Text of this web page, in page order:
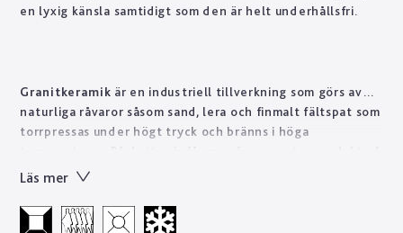
en lyxig känsla samtidigt som den är helt underhållsfri.
Granitkeramik är en industriell tillverkning som görs av
naturliga råvaror såsom sand, lera och finmalt fältspat som
torrpressas under högt tryck och bränns i höga
kort tid som skulle ta naturen tusentals år att forma.
lätt att sköta till skillnad från natursten som ofta kräver
Läs mer